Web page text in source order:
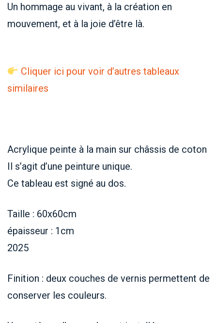
Un hommage au vivant, à la création en
mouvement, et à la joie d’être là.
Cliquer ici pour voir d’autres tableaux
similaires
Acrylique peinte à la main sur châssis de coton
Il s’agit d’une peinture unique.
Ce tableau est signé au dos.
Taille : 60x60cm
épaisseur : 1cm
2025
Finition : deux couches de vernis permettent de
conserver les couleurs.